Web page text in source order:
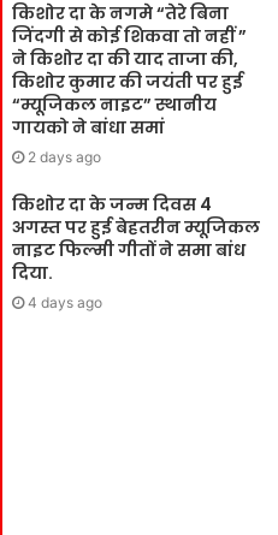
किशोर दा के नगमे “तेरे बिना
जिंदगी से कोई शिकवा तो नहीं ”
ने किशोर दा की याद ताजा की,
किशोर कुमार की जयंती पर हुई
“म्यूजिकल नाइट” स्थानीय
गायको ने बांधा समां
2 days ago
किशोर दा के जन्म दिवस 4
अगस्त पर हुई बेहतरीन म्यूजिकल
नाइट फिल्मी गीतों ने समा बांध
दिया.
4 days ago